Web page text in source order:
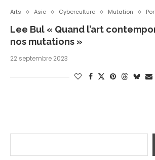
Arts Asie Cyberculture Mutation
Lee Bul « Quand l’art
nos mutations »
22 septembre 2023